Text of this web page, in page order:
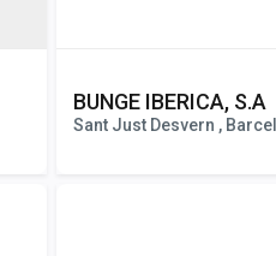
BUNGE IBERICA, S.A
Sant Just Desvern ,